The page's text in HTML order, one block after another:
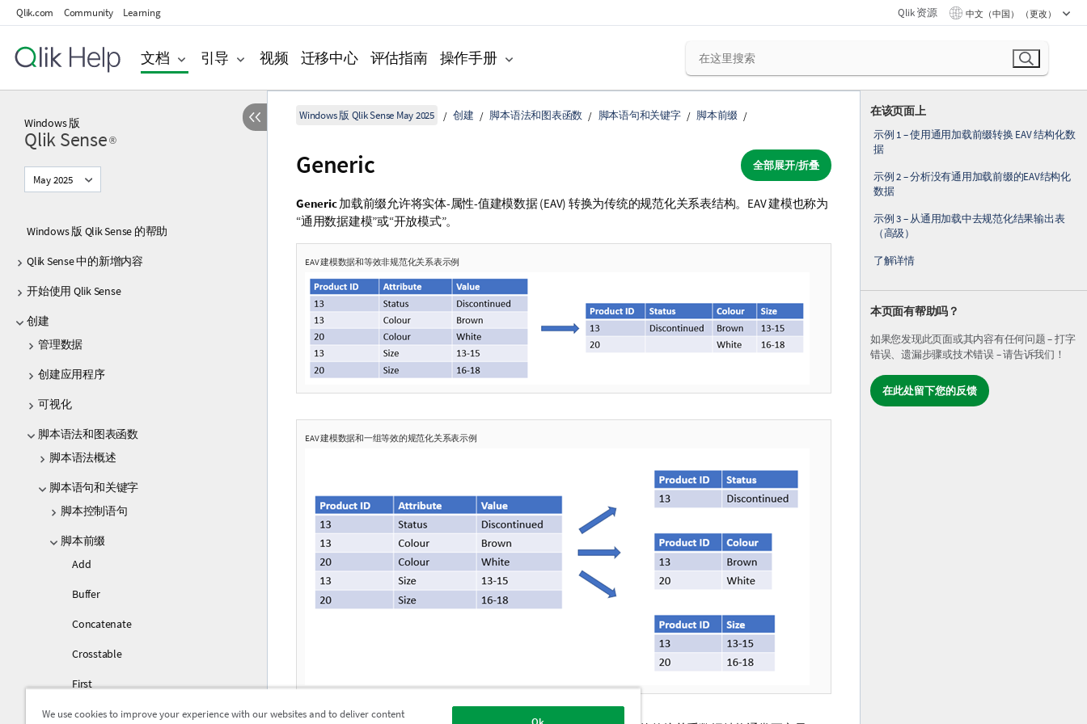
Qlik.com Community Learning Qlik 资源 中文（中国） （更改）
文档 引导 视频 迁移中心 评估指南 操作手册
Windows版
Qlik Sense ®
May 2025
Windows 版 Qlik Sense 的帮助
Qlik Sense 中的新增内容
开始使用 Qlik Sense
创建
管理数据
创建应用程序
可视化
脚本语法和图表函数
脚本语法概述
脚本语句和关键字
脚本控制语句
脚本前缀
Add
Buffer
Concatenate
Crosstable
First
Generic
在该页面上
示例 1 – 使用通用加载前缀转换 EAV 结构化数
据
示例 2 – 分析没有通用加载前缀的EAV结构化
数据
示例 3 – 从通用加载中去规范化结果输出表
（高级）
了解详情
本页面有帮助吗？
如果您发现此页面或其内容有任何问题 – 打字
错误、遗漏步骤或技术错误 – 请告诉我们！
在此处留下您的反馈
Windows 版 Qlik Sense May 2025 创建 脚本语法和图表函数 脚本语句和关键字 脚本前缀
全部展开/折叠
Generic
Generic加载前缀允许将实体-属性-值建模数据 (EAV) 转换为传统的规范化关系表结构。EAV 建模也称为
“通用数据建模”或“开放模式”。
EAV 建模数据和等效非规范化关系表示例
EAV 建模数据和一组等效的规范化关系表示例
We use cookies to improve your experience with our websites and to deliver content